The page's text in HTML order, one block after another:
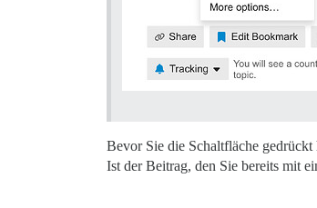
Bevor Sie die Schaltfläche gedrückt
Ist der Beitrag, den Sie bereits mit